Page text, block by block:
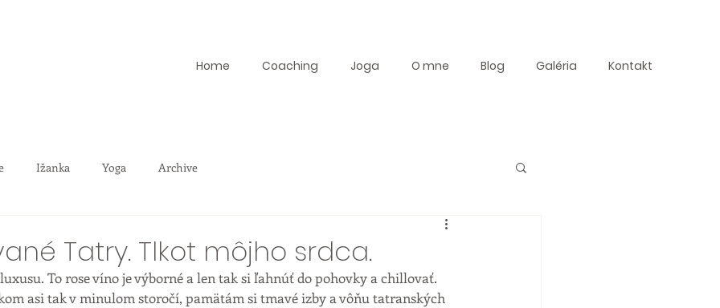
Home Coaching Joga O mne Blog Galéria Kontakt
Ižanka Yoga Archive
Tatry. Tlkot môjho srdca.
To rose víno je výborné a len tak si ľahnúť do pohovky a chillovať.
asi tak v minulom storočí, pamätám si tmavé izby a vôňu tatranských